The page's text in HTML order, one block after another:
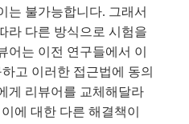
는 불가능합니다. 그래서
라 다른 방식으로 시험을
어는 이전 연구들에서 이
고 이러한 접근법에 동의
게 리뷰어를 교체해달라
에 대한 다른 해결책이